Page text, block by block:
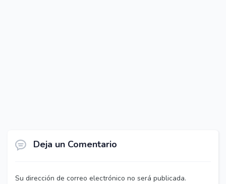
Deja un Comentario
Su dirección de correo electrónico no será publicada.